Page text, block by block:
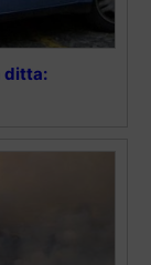
ditta: